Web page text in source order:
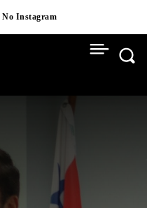
No Instagram